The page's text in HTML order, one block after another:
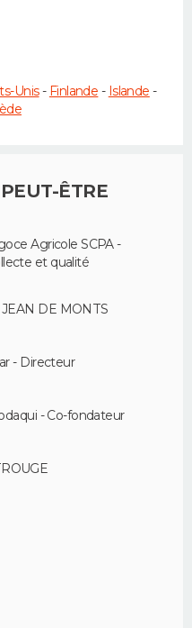
Unis- Finlande - Islande -
ÊTRE
Agricole SCPA -
et qualité
DE MONTS
- Directeur
- Co-fondateur